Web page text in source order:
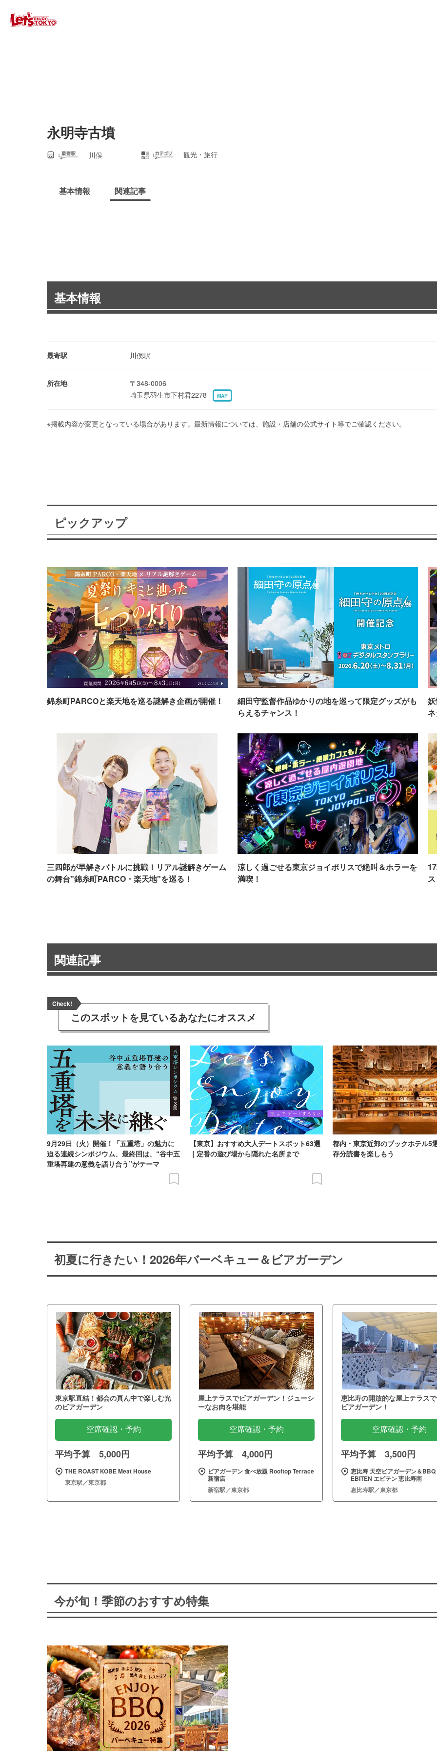
永明寺古墳
川俣 観光・旅行
基本情報 関連記事
基本情報
最寄駅 川俣駅
所在地
〒348-0006
埼玉県羽生市下村君2278
MAP
※掲載内容が変更となっている場合があります。最新情報については、施設・店舗の公式サイト等でご確認ください。
ピックアップ
錦糸町PARCOと楽天地を巡る謎解き企画が開催！
細田守監督作品ゆかりの地を巡って限定グッズがも
らえるチャンス！
三四郎が早解きバトルに挑戦！リアル謎解きゲーム
の舞台"錦糸町PARCO・楽天地"を巡る！
涼しく過ごせる東京ジョイポリスで絶叫＆ホラーを
満喫！
関連記事
Check!
このスポットを見ているあなたにオススメ
9月29日（火）開催！「五重塔」の魅力に
迫る連続シンポジウム、最終回は、“谷中五
重塔再建の意義を語り合う”がテーマ
【東京】おすすめ大人デートスポット63選
｜定番の遊び場から隠れた名所まで
都内・東京近郊のブックホテル5
存分読書を楽しもう
初夏に行きたい！2026年バーベキュー＆ビアガーデン
東京駅直結！都会の真ん中で楽しむ光
のビアガーデン
空席確認・予約
平均予算 5,000円
THE ROAST KOBE Meat House
東京駅／東京都
屋上テラスでビアガーデン！ジューシ
ーなお肉を堪能
空席確認・予約
平均予算 4,000円
ビアガーデン 食べ放題 Rooftop Terrace
新宿店
新宿駅／東京都
恵比寿の開放的な屋上テラス
ビアガーデン！
空席確認・予約
平均予算 3,500円
恵比寿 天空ビアガーデン＆BBQ
EBITEN エビテン 恵比寿南
恵比寿駅／東京都
今が旬！季節のおすすめ特集